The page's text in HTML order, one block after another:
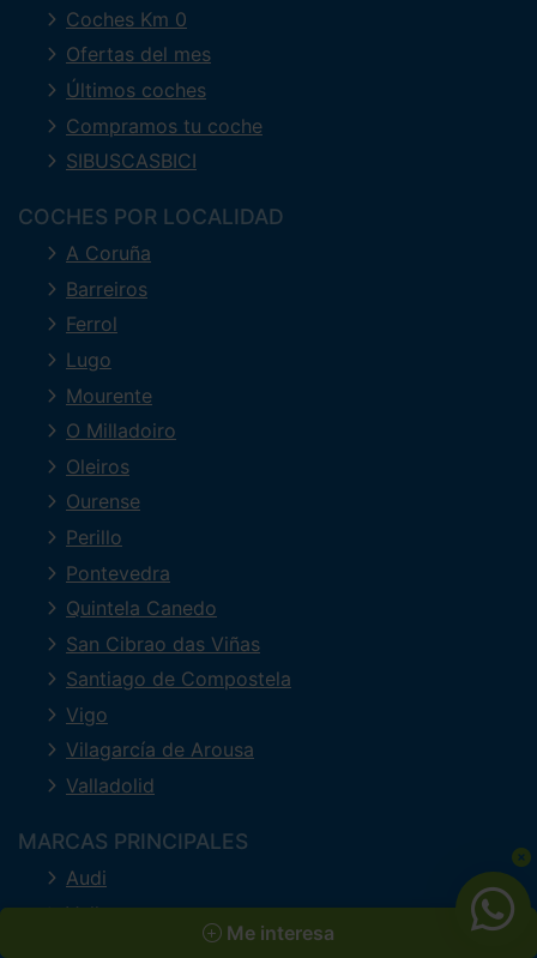
Me interesa
Coches Km 0
Ofertas del mes
Últimos coches
Compramos tu coche
SIBUSCASBICI
COCHES POR LOCALIDAD
A Coruña
Barreiros
Ferrol
Lugo
Mourente
O Milladoiro
Oleiros
Ourense
Perillo
Pontevedra
Quintela Canedo
San Cibrao das Viñas
Santiago de Compostela
Vigo
Vilagarcía de Arousa
Valladolid
MARCAS PRINCIPALES
Audi
Volkswagen
Mercedes-Benz